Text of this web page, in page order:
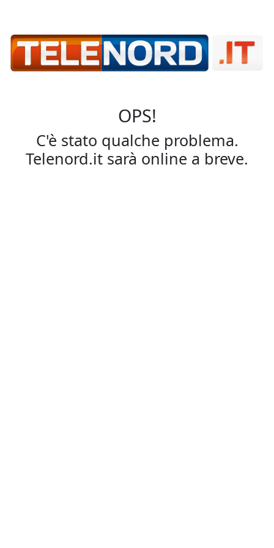
OPS!
C'è stato qualche problema.
Telenord.it sarà online a breve.